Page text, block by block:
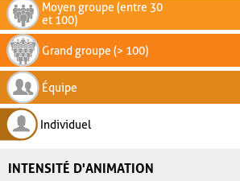
Moyen groupe (entre 30
et 100)
Grand groupe (> 100)
Équipe
Individuel
INTENSITÉ D'ANIMATION